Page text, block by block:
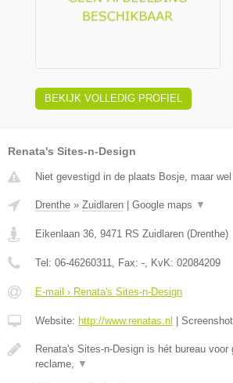
BEKIJK VOLLEDIG PROFIEL
Renata's Sites-n-Design
Niet gevestigd in de plaats Bosje, maar
Drenthe » Zuidlaren | Google maps ▼
Eikenlaan 36 9471 RS Zuidlaren (Drenthe)
Tel: 06-46260311 , Fax: - , KvK: 02084209
E-mail › Renata's Sites-n-Design
Website: http://www.renatas.nl | Screenshot
Renata's Sites-n-Design is hét bureau voor
reclame,
▼